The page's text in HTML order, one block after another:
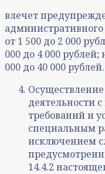
влечет
от 1 500 до 2 000
000 до 4 000
000 до 40 000 рублей.
деятельности
требований и
специальным
исключением
14.4.2